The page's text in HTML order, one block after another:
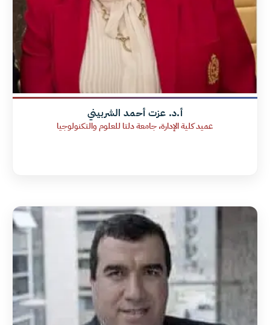
أ.د. عزت أحمد الشربيني
عميد كلية الإدارة، جامعة دلتا للعلوم والتكنولوجيا